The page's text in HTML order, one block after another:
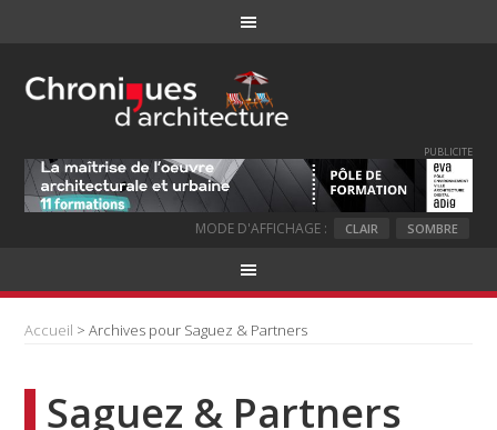
PUBLICITE
MODE D'AFFICHAGE : CLAIR SOMBRE
Accueil > Archives pour Saguez & Partners
Saguez & Partners